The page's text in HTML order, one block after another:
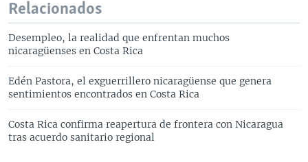
Relacionados
Desempleo, la realidad que enfrentan muchos
nicaragüenses en Costa Rica
Edén Pastora, el exguerrillero nicaragüense que genera
sentimientos encontrados en Costa Rica
Costa Rica confirma reapertura de frontera con Nicaragua
tras acuerdo sanitario regional